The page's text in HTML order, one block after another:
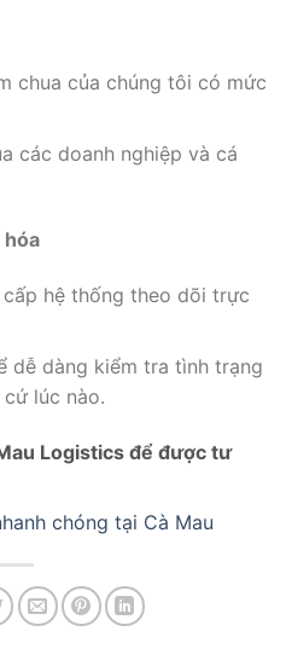
chua của chúng tôi có mức
các doanh nghiệp và cá
hóa
hệ thống theo dõi trực
dễ dàng kiểm tra tình trạng
lúc nào.
Logistics để được tư
chóng tại Cà Mau